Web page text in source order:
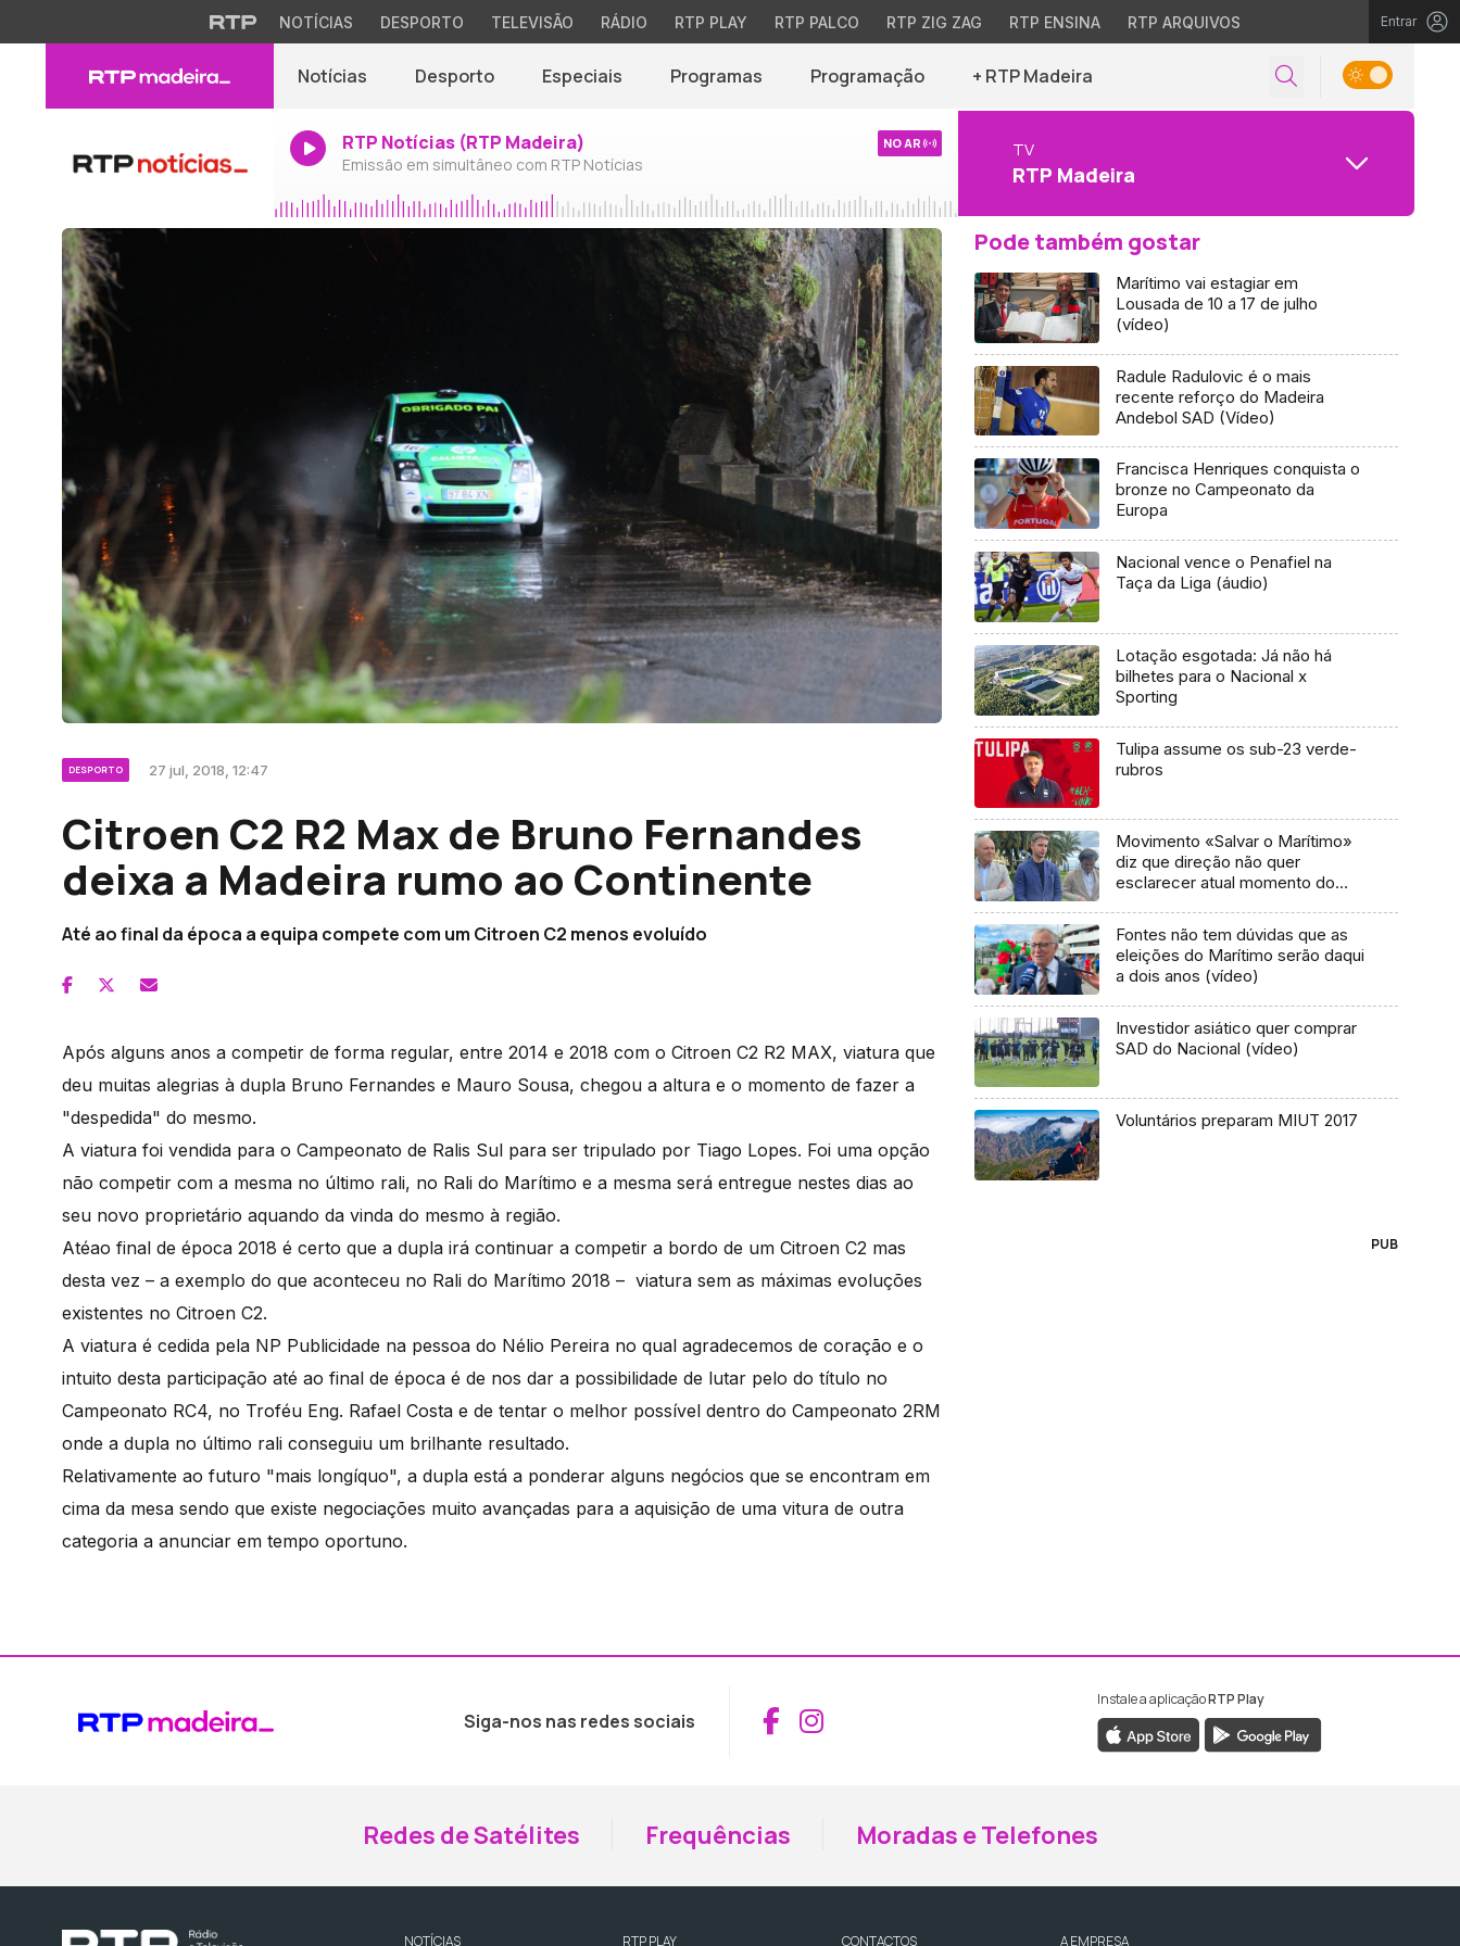
NOTÍCIAS DESPORTO TELEVISÃO RÁDIO RTP PLAY RTP PALCO RTP ZIG ZAG RTP ENSINA RTP ARQUIVOS Entrar
Notícias Desporto Especiais Programas Programação + RTP Madeira
RTP Notícias (RTP Madeira)
Emissão em simultâneo com RTP Notícias
NO AR TV
RTP Madeira
DESPORTO 27 jul, 2018, 12:47
Citroen C2 R2 Max de Bruno Fernandes
deixa a Madeira rumo ao Continente
Até ao final da época a equipa compete com um Citroen C2 menos evoluído
Após alguns anos a competir de forma regular, entre 2014 e 2018 com o Citroen C2 R2 MAX, viatura que
deu muitas alegrias à dupla Bruno Fernandes e Mauro Sousa, chegou a altura e o momento de fazer a
"despedida" do mesmo.
A viatura foi vendida para o Campeonato de Ralis Sul para ser tripulado por Tiago Lopes. Foi uma opção
não competir com a mesma no último rali, no Rali do Marítimo e a mesma será entregue nestes dias ao
seu novo proprietário aquando da vinda do mesmo à região.
Atéao final de época 2018 é certo que a dupla irá continuar a competir a bordo de um Citroen C2 mas
desta vez – a exemplo do que aconteceu no Rali do Marítimo 2018 – viatura sem as máximas evoluções
existentes no Citroen C2.
A viatura é cedida pela NP Publicidade na pessoa do Nélio Pereira no qual agradecemos de coração e o
intuito desta participação até ao final de época é de nos dar a possibilidade de lutar pelo do título no
Campeonato RC4, no Troféu Eng. Rafael Costa e de tentar o melhor possível dentro do Campeonato 2RM
onde a dupla no último rali conseguiu um brilhante resultado.
Relativamente ao futuro "mais longíquo", a dupla está a ponderar alguns negócios que se encontram em
cima da mesa sendo que existe negociações muito avançadas para a aquisição de uma vitura de outra
categoria a anunciar em tempo oportuno.
Pode também gostar
Marítimo vai estagiar em
Lousada de 10 a 17 de julho
(vídeo)
Radule Radulovic é o mais
recente reforço do Madeira
Andebol SAD (Vídeo)
Francisca Henriques conquista o
bronze no Campeonato da
Europa
Nacional vence o Penafiel na
Taça da Liga (áudio)
Lotação esgotada: Já não há
bilhetes para o Nacional x
Sporting
Tulipa assume os sub-23 verde-
rubros
Movimento «Salvar o Marítimo»
diz que direção não quer
esclarecer atual momento do
Fontes não tem dúvidas que as
eleições do Marítimo serão daqui
a dois anos (vídeo)
Investidor asiático quer comprar
SAD do Nacional (vídeo)
Voluntários preparam MIUT 2017
PUB
Siga-nos nas redes sociais Aceder ao Facebook da RTP Madeira
Aceder ao Instagram da RTP Madeira
Instale a aplicaçãoRTP Play
Redes de Satélites Frequências Moradas e Telefones
NOTÍCIAS RTP PLAY CONTACTOS A EMPRESA